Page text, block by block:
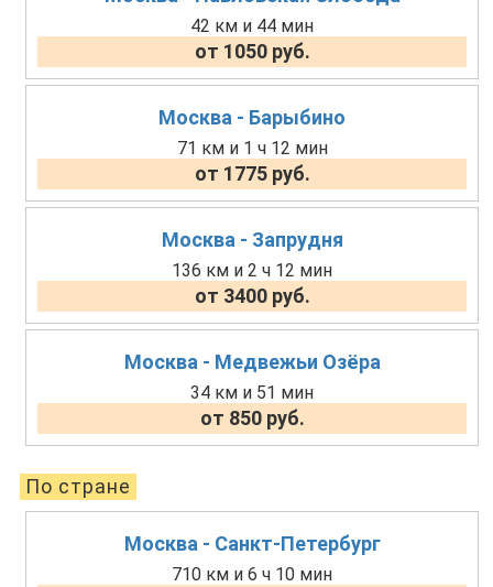
42 км и 44 мин
от 1050 руб.
Москва - Барыбино
71 км и 1 ч 12 мин
от 1775 руб.
Москва - Запрудня
136 км и 2 ч 12 мин
от 3400 руб.
Москва - Медвежьи Озёра
34 км и 51 мин
от 850 руб.
По стране
Москва - Санкт-Петербург
710 км и 6 ч 10 мин